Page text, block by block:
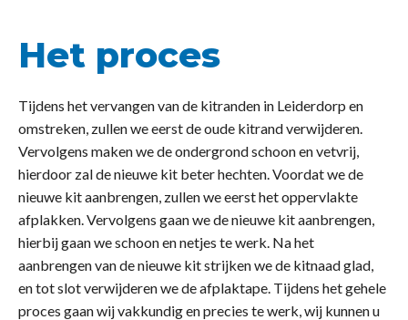
Het proces
Tijdens het vervangen van de kitranden in Leiderdorp en
omstreken, zullen we eerst de oude kitrand verwijderen.
Vervolgens maken we de ondergrond schoon en vetvrij,
hierdoor zal de nieuwe kit beter hechten. Voordat we de
nieuwe kit aanbrengen, zullen we eerst het oppervlakte
afplakken. Vervolgens gaan we de nieuwe kit aanbrengen,
hierbij gaan we schoon en netjes te werk. Na het
aanbrengen van de nieuwe kit strijken we de kitnaad glad,
en tot slot verwijderen we de afplaktape. Tijdens het gehele
proces gaan wij vakkundig en precies te werk, wij kunnen u